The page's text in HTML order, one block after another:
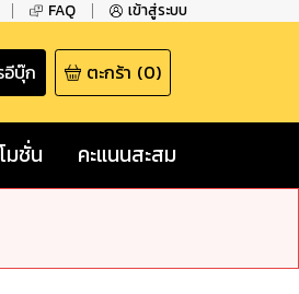
FAQ เข้าสู่ระบบ
อีบุ๊ก ตะกร้า (0)
มชั่น คะแนนสะสม